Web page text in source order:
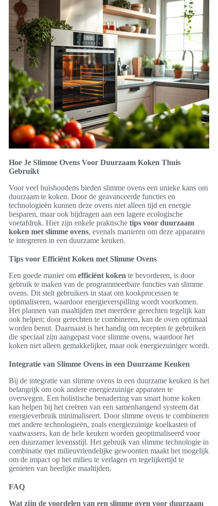
Hoe Je Slimme Ovens Voor Duurzaam Koken Thuis
Gebruikt
Voor veel huishoudens bieden slimme ovens een unieke kans om
duurzaam te koken. Door de geavanceerde functies en
technologieën kunnen deze ovens niet alleen tijd en energie
besparen, maar ook bijdragen aan een lagere ecologische
voetafdruk. Hier zijn enkele praktische tips voor duurzaam
koken met slimme ovens, evenals manieren om deze apparaten
te integreren in een duurzame keuken.
Tips voor Efficiënt Koken met Slimme Ovens
Een goede manier om efficiënt koken te bevorderen, is door
gebruik te maken van de programmeerbare functies van slimme
ovens. Dit stelt gebruikers in staat om kookprocessen te
optimaliseren, waardoor energieverspilling wordt voorkomen.
Het plannen van maaltijden met meerdere gerechten tegelijk kan
ook helpen; door gerechten te combineren, kan de oven optimaal
worden benut. Daarnaast is het handig om recepten te gebruiken
die speciaal zijn aangepast voor slimme ovens, waardoor het
koken niet alleen gemakkelijker, maar ook energiezuiniger wordt.
Integratie van Slimme Ovens in een Duurzame Keuken
Bij de integratie van slimme ovens in een duurzame keuken is het
belangrijk om ook andere energiezuinige apparaten te
overwegen. Een holistische benadering van smart home koken
kan helpen bij het creëren van een samenhangend systeem dat
energieverbruik minimaliseert. Door slimme ovens te combineren
met andere technologieën, zoals energiezuinige koelkasten of
vaatwassers, kan de hele keuken worden geoptimaliseerd voor
een duurzamer levensstijl. Het gebruik van slimme technologie in
combinatie met milieuvriendelijke gewoonten maakt het mogelijk
om de impact op het milieu te verlagen en tegelijkertijd te
genieten van heerlijke maaltijden.
FAQ
Wat zijn de voordelen van een slimme oven voor duurzaam